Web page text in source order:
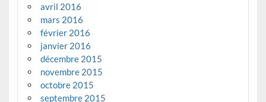
avril 2016
mars 2016
février 2016
janvier 2016
décembre 2015
novembre 2015
octobre 2015
septembre 2015